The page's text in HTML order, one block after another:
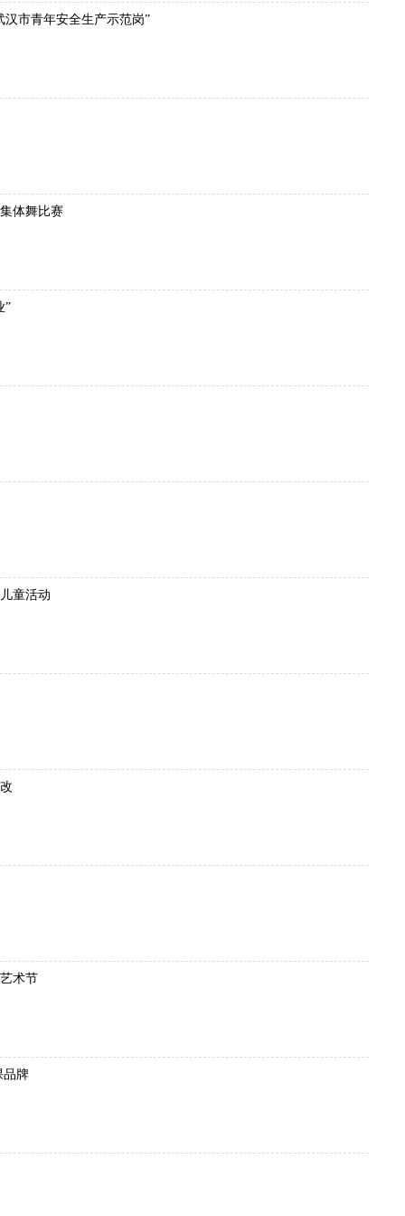
市青年安全生产示范岗”
体舞比赛
”
童活动
术节
品牌